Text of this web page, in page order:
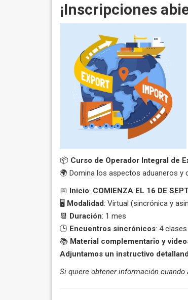
¡Inscripciones
📦 Curso de Operador Integral de
🌍 Domina los aspectos aduaneros y
📅 Inicio: COMIENZA EL 16 DE
🖥️ Modalidad: Virtual (sincrónica y
📆 Duración: 1 mes
🕒 Encuentros sincrónicos: 4
📚 Material complementario y
Adjuntamos un instructivo
Si quiere obtener información